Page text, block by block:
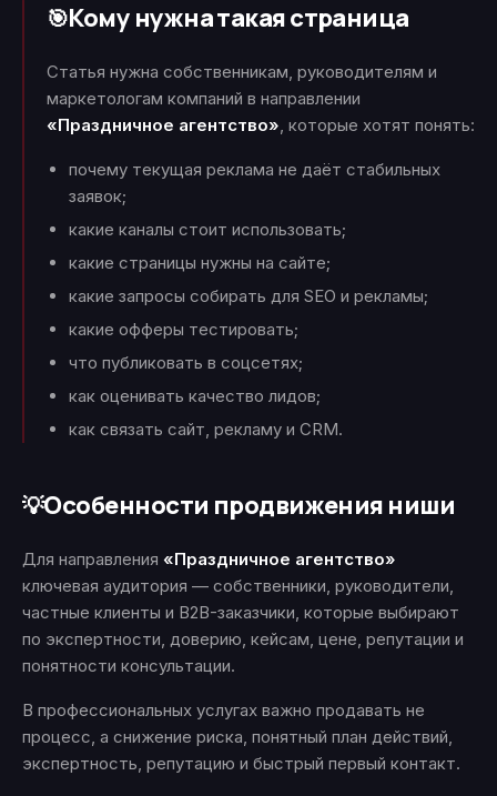
🎯Кому нужна такая страница
Статья нужна собственникам, руководителям и
маркетологам компаний в направлении
«Праздничное агентство», которые хотят понять:
почему текущая реклама не даёт стабильных
заявок;
какие каналы стоит использовать;
какие страницы нужны на сайте;
какие запросы собирать для SEO и рекламы;
какие офферы тестировать;
что публиковать в соцсетях;
как оценивать качество лидов;
как связать сайт, рекламу и CRM.
💡Особенности продвижения ниши
Для направления «Праздничное агентство»
ключевая аудитория — собственники, руководители,
частные клиенты и B2B-заказчики, которые выбирают
по экспертности, доверию, кейсам, цене, репутации и
понятности консультации.
В профессиональных услугах важно продавать не
процесс, а снижение риска, понятный план действий,
экспертность, репутацию и быстрый первый контакт.